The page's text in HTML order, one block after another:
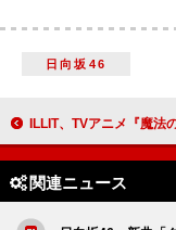
日向坂46
ILLIT、TVアニメ『魔法の姉妹ルルットリリィ』OP主題歌を担当＆PV
関連ニュース